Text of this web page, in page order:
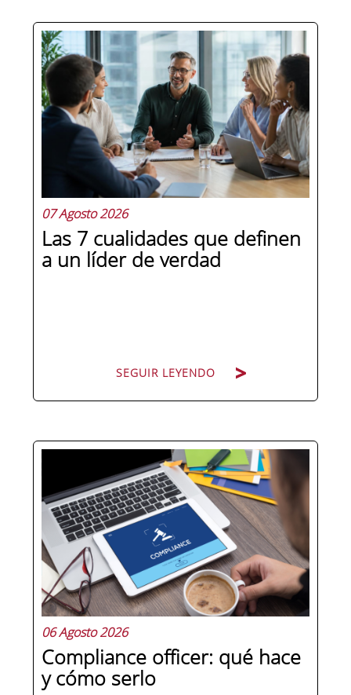
07 Agosto 2026
Las 7 cualidades que definen
a un líder de verdad
SEGUIR LEYENDO
Hay personas que ocupan puestos de
dirección y hay personas que lideran.
La diferencia no está en el cargo ni en
la antigüedad, sino en un conjunto de
competencias que se pueden
aprender, practicar y medir. Si te
preguntas qué separa a un directivo...
06 Agosto 2026
Compliance officer: qué hace
y cómo serlo